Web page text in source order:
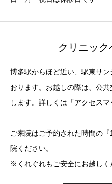
クリニック
博多駅からほど近い、駅東サ
おります。お越しの際は、公
します。詳しくは「アクセス
ご来院はご予約された時間の
院ください。
※くれぐれもご安全にお越しく